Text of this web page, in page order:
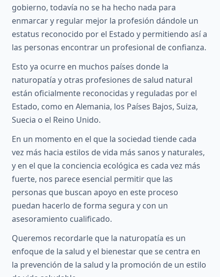
gobierno, todavía no se ha hecho nada para
enmarcar y regular mejor la profesión dándole un
estatus reconocido por el Estado y permitiendo así a
las personas encontrar un profesional de confianza.
Esto ya ocurre en muchos países donde la
naturopatía y otras profesiones de salud natural
están oficialmente reconocidas y reguladas por el
Estado, como en Alemania, los Países Bajos, Suiza,
Suecia o el Reino Unido.
En un momento en el que la sociedad tiende cada
vez más hacia estilos de vida más sanos y naturales,
y en el que la conciencia ecológica es cada vez más
fuerte, nos parece esencial permitir que las
personas que buscan apoyo en este proceso
puedan hacerlo de forma segura y con un
asesoramiento cualificado.
Queremos recordarle que la naturopatía es un
enfoque de la salud y el bienestar que se centra en
la prevención de la salud y la promoción de un estilo